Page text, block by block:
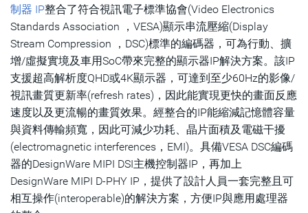
制器 IP整合了符合視訊電子標準協會(Video Electronics
Standards Association ，VESA)顯示串流壓縮(Display
Stream Compression ，DSC)標準的編碼器，可為行動、擴
增/虛擬實境及車用SoC帶來完整的顯示器IP解決方案。該IP
支援超高解析度QHD或4K顯示器，可達到至少60Hz的影像/
視訊畫質更新率(refresh rates)，因此能實現更快的畫面反應
速度以及更流暢的畫質效果。經整合的IP能縮減記憶體容量
與資料傳輸頻寬，因此可減少功耗、晶片面積及電磁干擾
(electromagnetic interferences，EMI)。具備VESA DSC編碼
器的DesignWare MIPI DSI主機控制器IP，再加上
DesignWare MIPI D-PHY IP，提供了設計人員一套完整且可
相互操作(interoperable)的解決方案，方便IP與應用處理器